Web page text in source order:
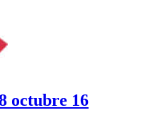
octubre 16